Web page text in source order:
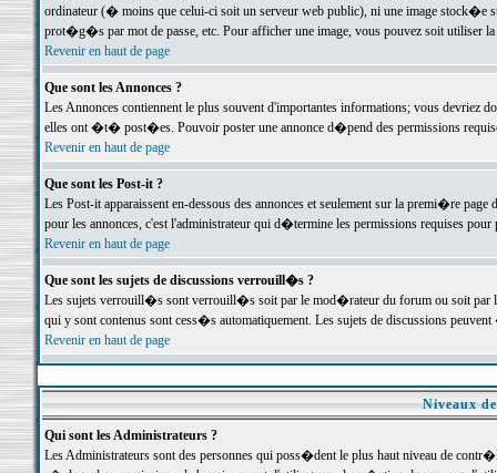
ordinateur (� moins que celui-ci soit un serveur web public), ni une image stock�e
prot�g�s par mot de passe, etc. Pour afficher une image, vous pouvez soit
Revenir en haut de page
Que sont les Annonces ?
Les Annonces contiennent le plus souvent d'importantes informations; vous devriez
elles ont �t� post�es. Pouvoir poster une annonce d�pend des permissions
Revenir en haut de page
Que sont les Post-it ?
Les Post-it apparaissent en-dessous des annonces et seulement sur la premi�re
pour les annonces, c'est l'administrateur qui d�termine les permissions requises pour
Revenir en haut de page
Que sont les sujets de discussions verrouill�s ?
Les sujets verrouill�s sont verrouill�s soit par le mod�rateur du forum ou soit par
qui y sont contenus sont cess�s automatiquement. Les sujets de discussions
Revenir en haut de page
Niveaux
Qui sont les Administrateurs ?
Les Administrateurs sont des personnes qui poss�dent le plus haut niveau de